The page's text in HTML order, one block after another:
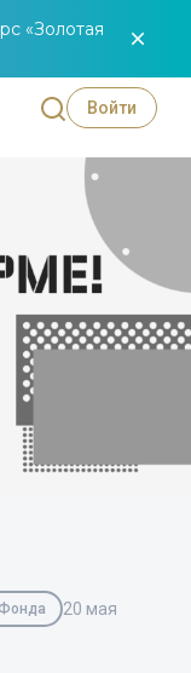
«Золотая
Войти
20 мая